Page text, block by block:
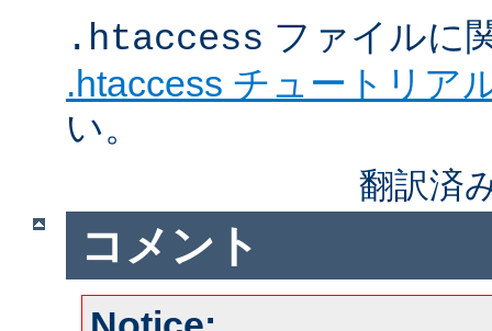
.htaccess ファイルに
.htaccess チュートリア
い。
翻訳済
コメント